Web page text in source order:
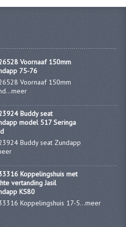
ONDERDELEN
REVISIESETS
3 BAK HAND
3 BAK VOET
4 BAK VOET
5 BAK VOET
KS80/314 MOTORBLOK
285 MOTORBLOK
Voornaaf 150mm
75-76
Voornaaf 150mm
meer
Buddy seat
model 517 Seringa
Buddy seat Zundapp
Koppelingshuis met
vertanding Jasil
KS80
Koppelingshuis 17-5...meer